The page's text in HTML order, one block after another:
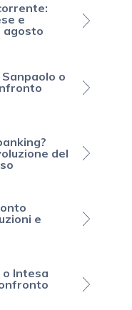
e
agosto
o
del
e
o Intesa